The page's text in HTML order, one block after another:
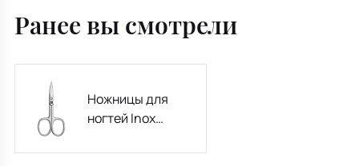
Ранее вы смотрели
Ножницы для
ногтей Inox
см